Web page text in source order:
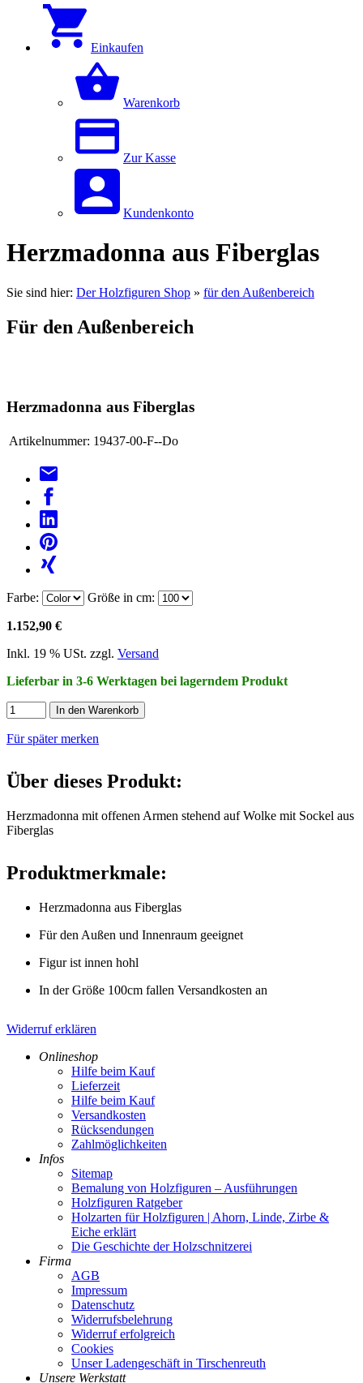
Einkaufen
Warenkorb
Zur Kasse
Kundenkonto
Herzmadonna aus Fiberglas
Sie sind hier: Der Holzfiguren Shop » für den Außenbereich
Für den Außenbereich
Herzmadonna aus Fiberglas
Artikelnummer: 19437-00-F--Do
Farbe: Größe in cm:
1.152,90 €
Inkl. 19 % USt. zzgl. Versand
Lieferbar in 3-6 Werktagen bei lagerndem Produkt
In den Warenkorb
Für später merken
Über dieses Produkt:
Herzmadonna mit offenen Armen stehend auf Wolke mit Sockel aus
Fiberglas
Produktmerkmale:
Herzmadonna aus Fiberglas
Für den Außen und Innenraum geeignet
Figur ist innen hohl
In der Größe 100cm fallen Versandkosten an
Widerruf erklären
Onlineshop
Hilfe beim Kauf
Lieferzeit
Hilfe beim Kauf
Versandkosten
Rücksendungen
Zahlmöglichkeiten
Infos
Sitemap
Bemalung von Holzfiguren – Ausführungen
Holzfiguren Ratgeber
Holzarten für Holzfiguren | Ahorn, Linde, Zirbe &
Eiche erklärt
Die Geschichte der Holzschnitzerei
Firma
AGB
Impressum
Datenschutz
Widerrufsbelehrung
Widerruf erfolgreich
Cookies
Unser Ladengeschäft in Tirschenreuth
Unsere Werkstatt